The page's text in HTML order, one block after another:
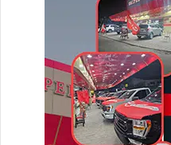
بعد أن أطاحت بحكم
المسلمين، وذلك في